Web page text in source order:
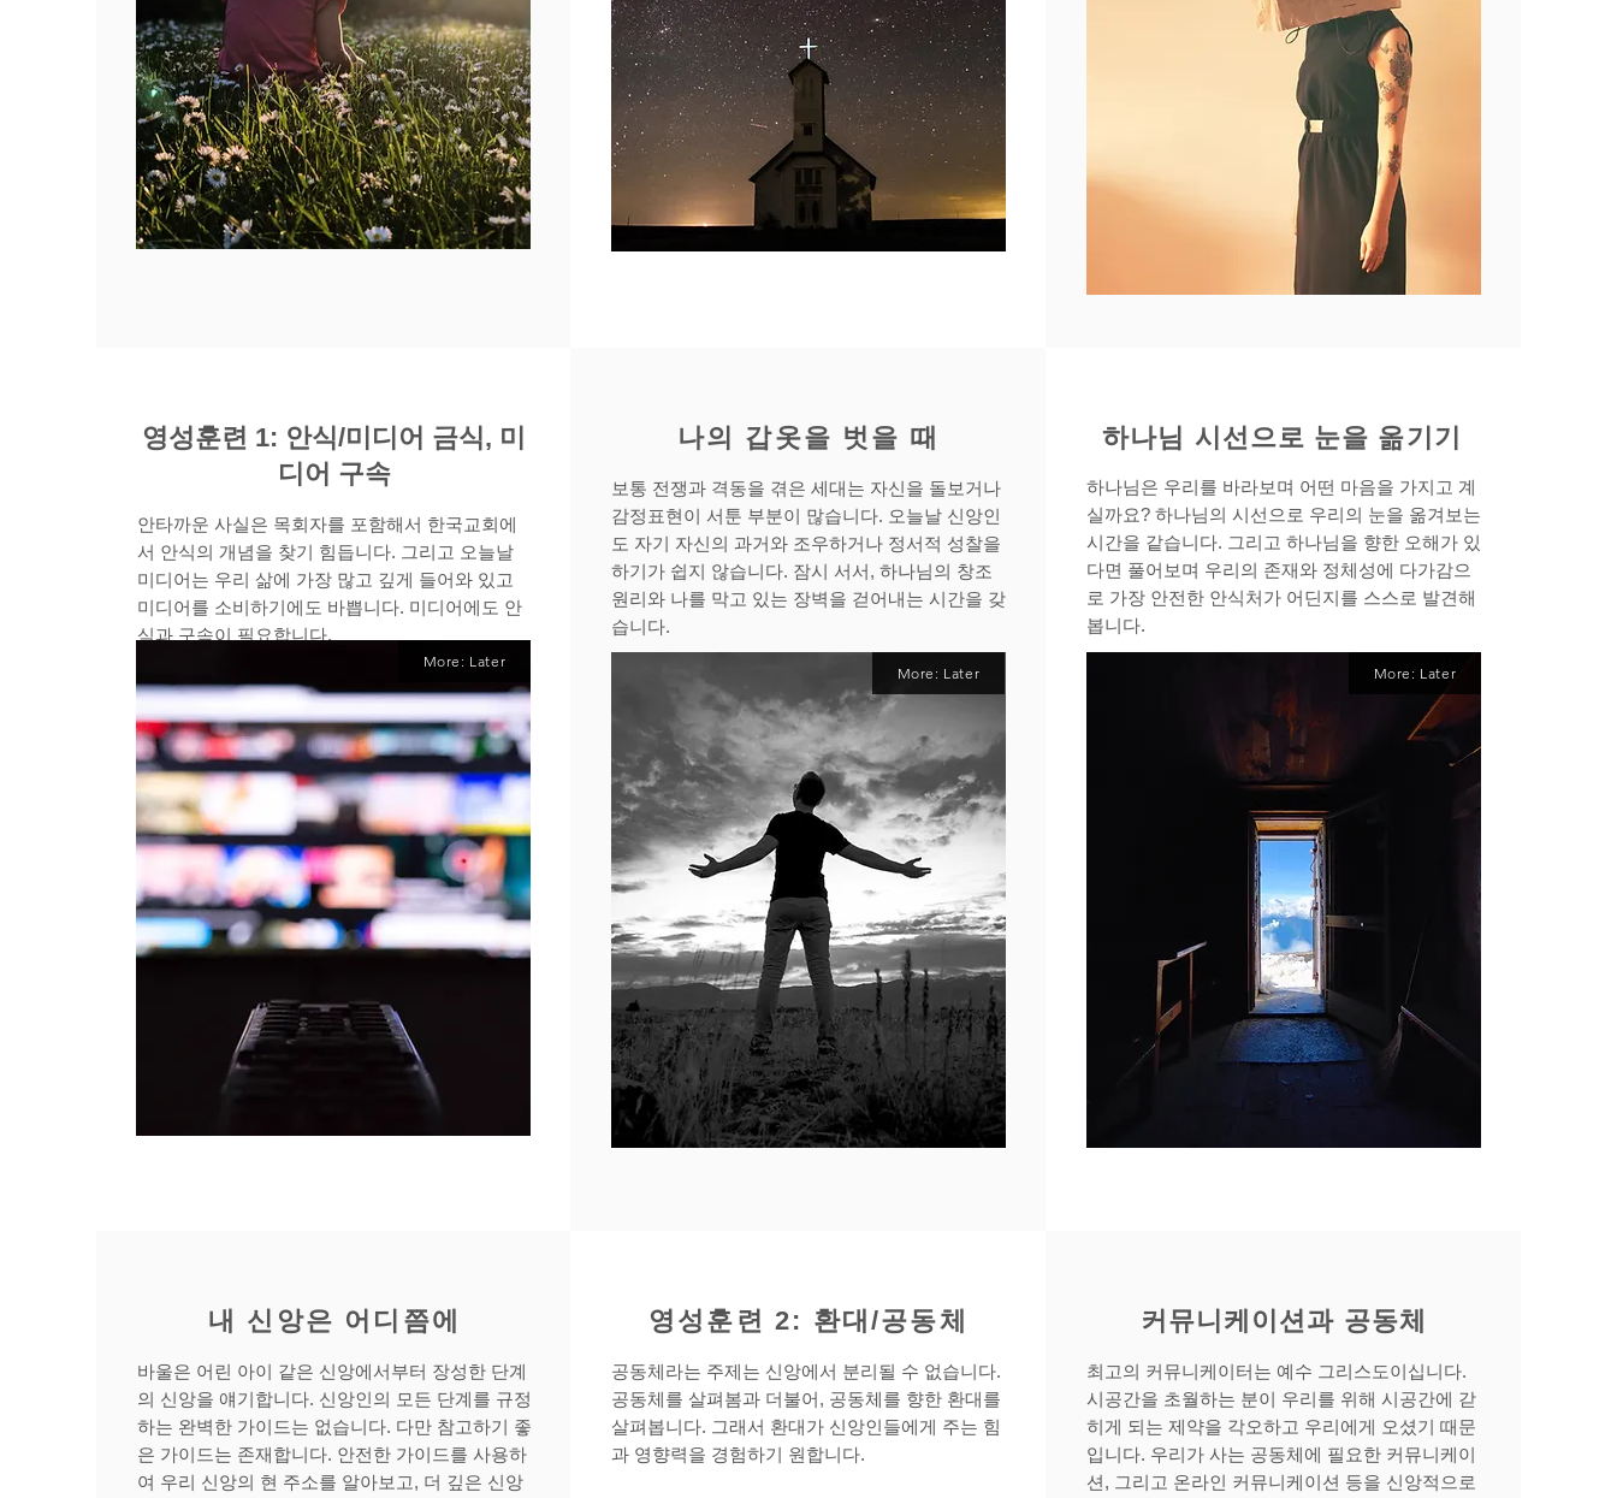
영성훈련 1: 안식/미디어 금식, 미
디어 구속
안타까운 사실은 목회자를 포함해서 한국교회에
서 안식의 개념을 찾기 힘듭니다. 그리고 오늘날
미디어는 우리 삶에 가장 많고 깊게 들어와 있고
미디어를 소비하기에도 바쁩니다. 미디어에도 안
식과 구속이 필요합니다.
More: Later
나의 갑옷을 벗을 때
보통 전쟁과 격동을 겪은 세대는 자신을 돌보거나
감정표현이 서툰 부분이 많습니다. 오늘날 신앙인
도 자기 자신의 과거와 조우하거나 정서적 성찰을
하기가 쉽지 않습니다.​ 잠시 서서, ​하나님의 창조
원리와 나를 막고 있는 장벽을 걷어내는 시간을 갖
습니다.
More: Later
하나님 시선으로 눈을 옮기기
하나님은 우리를 바라보며 어떤 마음을 가지고 계
실까요? 하나님의 시선으로 우리의 눈을 옮겨보는
시간을 같습니다. 그리고 하나님을 향한 오해가 있
다면 풀어보며 우리의 존재와 정체성에 다가감으
로 가장 안전한 안식처가 어딘지를 스스로 발견해
봅니다.
More: Later
내 신앙은 어디쯤에
바울은 어린 아이 같은 신앙에서부터 장성한 단계
의 신앙을 얘기합니다. 신앙인의 모든 단계를 규정
하는 완벽한 가이드는 없습니다. 다만 참고하기 좋
은 가이드는 존재합니다. 안전한 가이드를 사용하
여 우리 신앙의 현 주소를 알아보고, 더 깊은 신앙
영성훈련 2: 환대/공동체
공동체라는 주제는 신앙에서 분리될 수 없습니다.
공동체를 살펴봄과 더불어, 공동체를 향한 환대를
살펴봅니다. 그래서 환대가 신앙인들에게 주는 힘
과 영향력을 경험하기 원합니다.
커뮤니케이션과 공동체
​최고의 커뮤니케이터는 예수 그리스도이십니다.
시공간을 초월하는 분이 우리를 위해 시공간에 갇
히게 되는 제약을 각오하고 우리에게 오셨기 때문
입니다. 우리가 사는 공동체에 필요한 커뮤니케이
션, 그리고 온라인 커뮤니케이션 등을 신앙적으로